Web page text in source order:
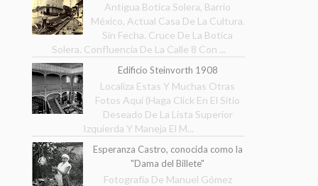
Antigua Botica Solera, Barrio
México, Actual Casa De La Cultura.
Sin Fecha. Cruce De La Botica
Solera. Confluencia De La Calle 8 Con ...
Edificio Steinvorth 1908
Localiza Estas Y Muchas Otras
Fotos Aquí (Haga Click En El Sitio
Deseado De La Lista Superior
Izquierda Y Maneja El M...
Esperanza Castro, conocida como la
"Dama del Billete"
Fotografía De Manuel Gómez